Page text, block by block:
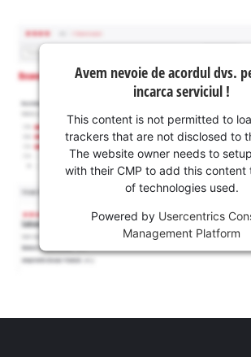
Avem nevoie de acordul dvs.
incarca serviciul !
This content is not permitted to
trackers that are not disclosed to
The website owner needs to
with their CMP to add this content
of technologies used.
Powered by Usercentrics
Management Platform